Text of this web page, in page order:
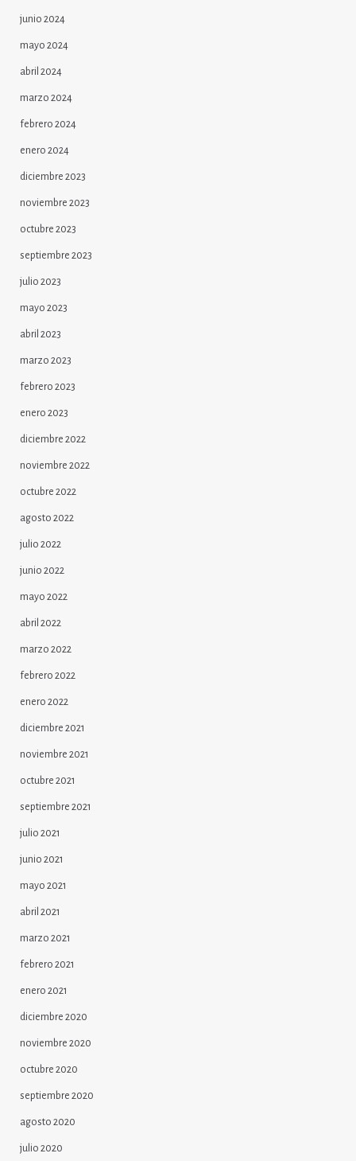
junio 2024
mayo 2024
abril 2024
marzo 2024
febrero 2024
enero 2024
diciembre 2023
noviembre 2023
octubre 2023
septiembre 2023
julio 2023
mayo 2023
abril 2023
marzo 2023
febrero 2023
enero 2023
diciembre 2022
noviembre 2022
octubre 2022
agosto 2022
julio 2022
junio 2022
mayo 2022
abril 2022
marzo 2022
febrero 2022
enero 2022
diciembre 2021
noviembre 2021
octubre 2021
septiembre 2021
julio 2021
junio 2021
mayo 2021
abril 2021
marzo 2021
febrero 2021
enero 2021
diciembre 2020
noviembre 2020
octubre 2020
septiembre 2020
agosto 2020
julio 2020